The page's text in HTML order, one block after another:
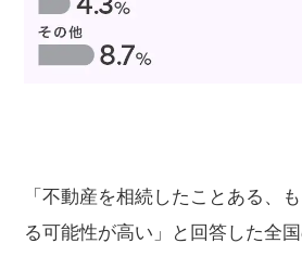
「不動産を相続したことある、
る可能性が高い」と回答した全